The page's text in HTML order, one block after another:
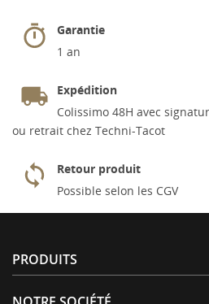
Garantie
1 an
Expédition
Colissimo 48H avec
ou retrait chez Techni-Tacot
Retour produit
Possible selon les CGV
PRODUITS